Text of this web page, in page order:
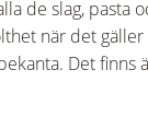
de slag, pasta
när det
Det finns